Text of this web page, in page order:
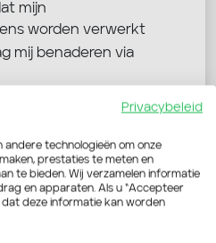
mijn
worden verwerkt
mij benaderen via
Privacybeleid
technologieën om onze
prestaties te meten en
te bieden. Wij verzamelen informatie
en apparaten. Als u “Accepteer
dat deze informatie kan worden